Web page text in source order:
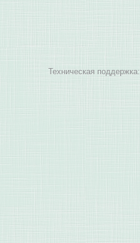
Техническая поддержка: